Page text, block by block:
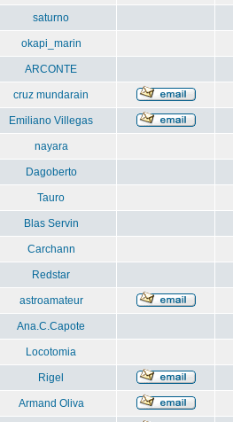
saturno
okapi_marin
ARCONTE
cruz mundarain
Emiliano Villegas
nayara
Dagoberto
Tauro
Blas Servin
Carchann
Redstar
astroamateur
Ana.C.Capote
Locotomia
Rigel
Armand Oliva